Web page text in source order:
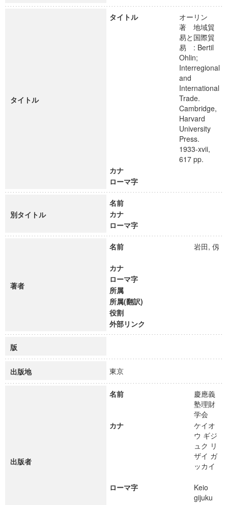
タイトル
タイトル
オーリン
著 地域貿
易と国際貿
易 : Bertil
Ohlin;
Interregional
and
International
Trade.
Cambridge,
Harvard
University
Press.
1933-xvii,
617 pp.
カナ
ローマ字
別タイトル
名前
カナ
ローマ字
著者
名前 岩田, 仭
カナ
ローマ字
所属
所属(翻訳)
役割
外部リンク
版
出版地 東京
出版者
名前
慶應義
塾理財
学会
カナ
ケイオ
ウ ギジ
ュク リ
ザイ ガ
ッカイ
ローマ字
Keio
gijuku